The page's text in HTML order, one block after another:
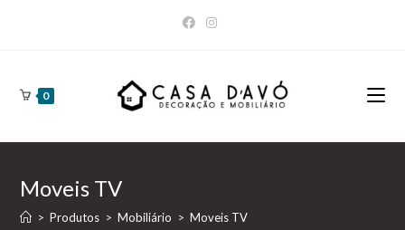
0
Moveis TV
> Produtos > Mobiliário > Moveis TV